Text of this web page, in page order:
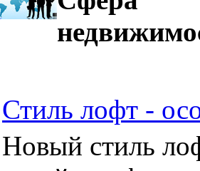
Стиль лофт -
Новый стиль